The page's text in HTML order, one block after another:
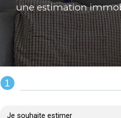
une estimation
REMPLIR LE
1